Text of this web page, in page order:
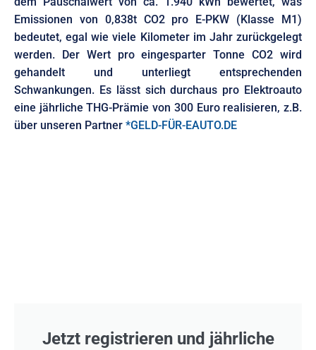
Emissionen von 0,838t CO2 pro E-PKW (Klasse M1)
bedeutet, egal wie viele Kilometer im Jahr zurückgelegt
werden. Der Wert pro eingesparter Tonne CO2 wird
gehandelt und unterliegt entsprechenden
Schwankungen. Es lässt sich durchaus pro Elektroauto
eine jährliche THG-Prämie von 300 Euro realisieren, z.B.
über unseren Partner *GELD-FÜR-EAUTO.DE
Jetzt registrieren und jährliche